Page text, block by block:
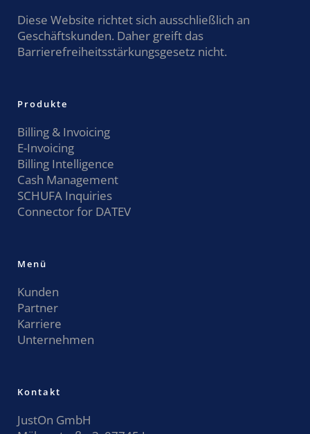
Diese Website richtet sich ausschließlich an
Geschäftskunden. Daher greift das
Barrierefreiheitsstärkungsgesetz nicht.
Produkte
Billing & Invoicing
E-Invoicing
Billing Intelligence
Cash Management
SCHUFA Inquiries
Connector for DATEV
Menü
Kunden
Partner
Karriere
Unternehmen
Kontakt
JustOn GmbH